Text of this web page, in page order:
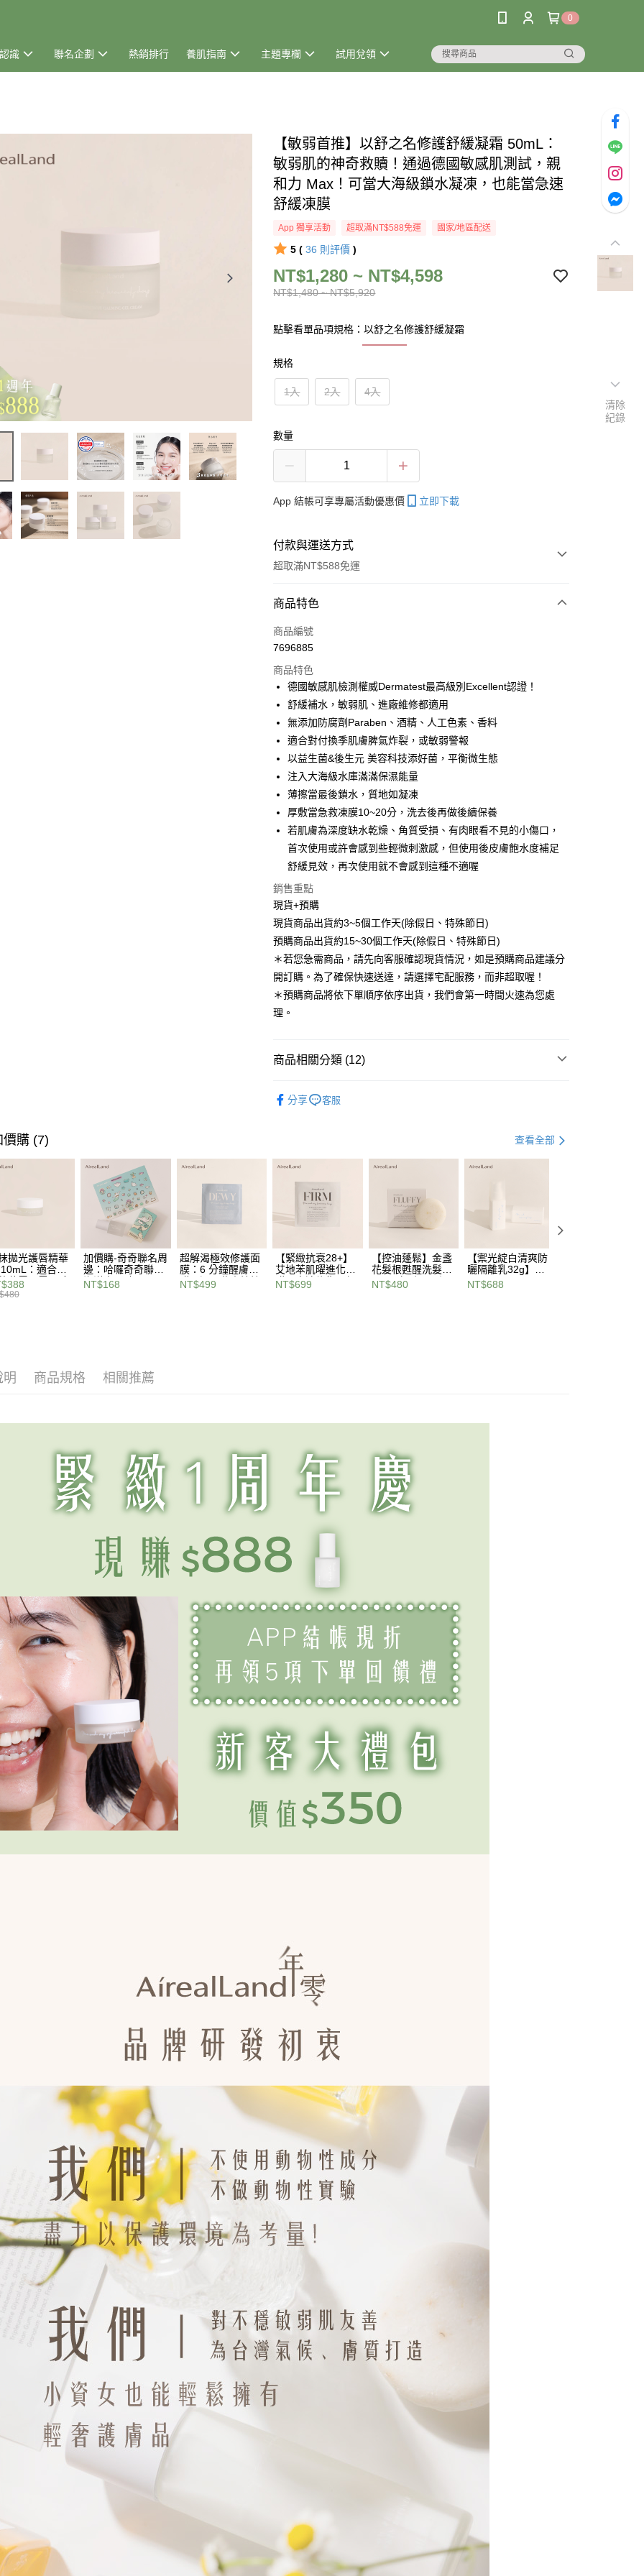
0
識 聯名企劃 熱銷排行 養肌指南 主題專欄 試用兌領
【敏弱首推】以舒之名修護舒緩凝霜 50mL：
敏弱肌的神奇救贖！通過德國敏感肌測試，親
和力 Max！可當大海級鎖水凝凍，也能當急速
舒緩凍膜
App 獨享活動 超取滿NT$588免運 國家/地區配送
5 ( 36 則評價 )
NT$1,480 ~ NT$5,920
NT$1,280 ~ NT$4,598
點擊看單品項規格：以舒之名修護舒緩凝霜
規格
1入 2入 4入
數量
App 結帳可享專屬活動優惠價 立即下載
付款與運送方式
超取滿NT$588免運
付款方式
信用卡一次付款
3 期 0 利率 每期 NT$426 21家銀行
合作金庫商業銀行
第一商業銀行
華南商業銀行
彰化商業銀行
國泰世華商業銀行
兆豐國際商業銀行
臺灣中小企業銀行
台中商業銀行
匯豐（台灣）商業銀行
聯邦商業銀行
元大商業銀行
永豐商業銀行
台新國際商業銀行
中國信託商業銀行
台灣樂天信用卡公司
超商取貨付款
Apple Pay
Google Pay
全盈+PAY
大哥付你分期
相關說明
【大哥付你分期使用說明】
1.本服務由台灣大哥大提供，台灣大哥大用戶可立即使用無須另外申請。
2.付款方式選擇「大哥付你分期」，訂單成立後會自動跳轉到大哥付的交易
流程，驗證手機門號後，選擇欲分期的期數、繳款截止日，確認付款後即
完成交易。
3.實際核准額度、可分期數及費用金額請依後續交易確認頁面所載為準。
4.訂單成立30分鐘內，如未前往確認交易或遇審核未通過，訂單將自動取
無法說明評估內容。
【繳款方式說明】
2.透過簡訊連結打開帳單後，可選擇「超商條碼／台灣大直營門市／銀行轉
帳／街口支付／iPASS MONEY」等通路繳費。
1.本服務係由「台灣大哥大股份有限公司」（以下簡稱本公司）所提供，讓
2.基於同意付款使用「大哥付你分期」之契約關係目的，商店將以您的個人
用，由本公司與您本人進行分期帳單所需資料之確認、核對及更正。
3.完整用戶服務條款，請詳閱以下連結：
ATM付款
運送方式
全家取貨付款
每筆NT$80，滿NT$588(含以上)免運費
每筆NT$80，滿NT$888(含以上)免運費
7-11取貨付款
每筆NT$80，滿NT$888(含以上)免運費
付款後7-11取貨
每筆NT$80，滿NT$888(含以上)免運費
宅配
每筆NT$80，滿NT$888(含以上)免運費
商品特色
商品編號
7696885
商品特色
德國敏感肌檢測權威Dermatest最高級別Excellent認證！
舒緩補水，敏弱肌、進廠維修都適用
無添加防腐劑Paraben、酒精、人工色素、香料
適合對付換季肌膚脾氣炸裂，或敏弱警報
以益生菌&後生元 美容科技添好菌，平衡微生態
注入大海級水庫滿滿保濕能量
薄擦當最後鎖水，質地如凝凍
厚敷當急救凍膜10~20分，洗去後再做後續保養
若肌膚為深度缺水乾燥、角質受損、有肉眼看不見的小傷口，
首次使用或許會感到些輕微刺激感，但使用後皮膚飽水度補足
舒緩見效，再次使用就不會感到這種不適喔
銷售重點
現貨+預購
現貨商品出貨約3~5個工作天(除假日、特殊節日)
預購商品出貨約15~30個工作天(除假日、特殊節日)
＊若您急需商品，請先向客服確認現貨情況，如是預購商品建議分
開訂購。為了確保快速送達，請選擇宅配服務，而非超取喔！
＊預購商品將依下單順序依序出貨，我們會第一時間火速為您處
理。
商品相關分類 (12)
▎膚質選品 油性肌
▎膚質選品
▎膚質選品
全站商品
功效選品 保濕保養品
▎換季穩膚保養
分享 客服
價購 (7) 查看全部
拋光護唇精華
：適合沙
荒唇，雲朵系
質地不黏膩，
加價購-奇奇聯名周
邊：哈囉奇奇聯名
海洋水晶貼
NT$168
超解渴極效修護面
膜：6 分鐘醒膚面
膜！運用燕麥精粹
多醣體，搭配高保
NT$499
【緊緻抗衰28+】
艾地苯肌曜進化面
膜：高速修復，超
緊緻有感的向上面
NT$699
【控油蓬鬆】金盞
花髮根甦醒洗髮餅
80g：無矽靈！溫
和洗淨力！扁塌髮
NT$480
【禦光綻白清爽防
曬隔離乳32g】
SPF50★★★★ 日
常通勤族高防護係
NT$688
明 商品規格 相關推薦
清除
紀錄